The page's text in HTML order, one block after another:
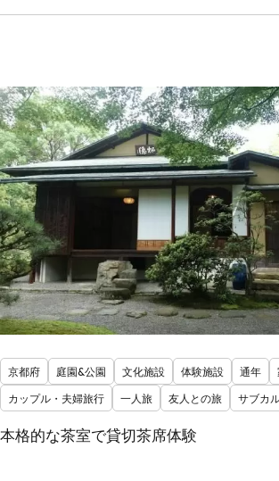
京都府 庭園&公園 文化施設 体験施設 通年
カップル・夫婦旅行
一人旅 友人との旅 サブカ
本格的な茶室で貸切茶席体験